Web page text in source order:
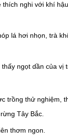
nghi với khí
lá hơi nhọn, trà
ngọt dần của vị
trồng thử nghiệm,
Tây Bắc.
thơm ngon.